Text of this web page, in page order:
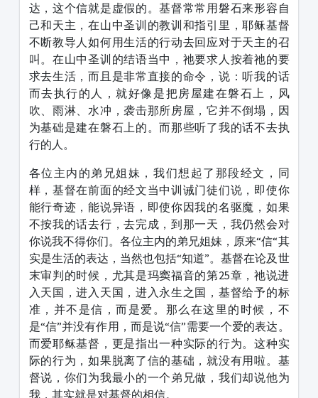
达，这个信就是虚假的。基督常常用磐石来形容自
己和天主，在山中圣训的教训和指引里，耶稣基督
不断教导人如何用生活的行动去回应对于天主的召
叫。在山中圣训的结语当中，祂要求人按着祂的要
求去生活，而且是非常直接的命令，说：听我的话
而去执行的人，就好像是把房屋建在磐石上，风
吹、雨淋、水冲，袭击那所房屋，它并不倒塌，因
为基础是建在磐石上的。而那些听了我的话不去执
行的人。
各位主内的弟兄姐妹，我们想起了那段经文，同
样，基督在前面的经文当中训诫门徒们说，即使你
能行奇迹，能说异语，即使你因我的名驱魔，如果
不按我的话去行，去完成，到那一天，我仍然会对
你说我不得你们。各位主内的弟兄姐妹，原来“信“其
实是生活的表达，当然也包括“知道”。基督在论及世
末审判的时候，尤其是玛窦福音的第25章，祂说进
入天国，进入天国，进入永生之国，基督给予的标
准，并不是信，而是爱。那么在这里的时候，不
是“信”并没有作用，而是说“信”需要一个爱的表达。
而爱耶稣基督，更是指出一种实际的行为。这种实
际的行为，如果脱离了信的基础，就没有用啦。基
督说，你们为我最小的一个弟兄做，我们却说他为
我，其实就是对基督的相信。